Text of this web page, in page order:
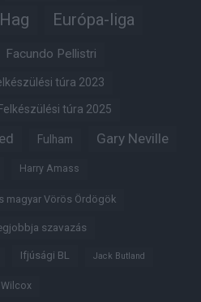
Európa-liga
Facundo Pellistri
túra 2023
Felkészülési túra 2025
Fulham Gary Neville
Harry Amass
magyar Vörös Ördögök
szavazás
Ifjúsági BL Jack Butland